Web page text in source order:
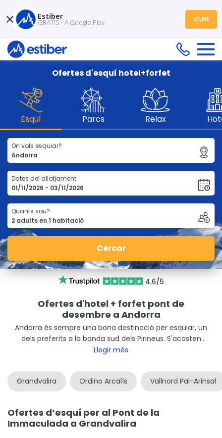
Ofertes d'esquí hotel+forfet
Esquí Parcs Relax
On vols esquiar?
Dates del allotjament
Quants sou?
Cercar
4.6/5
Ofertes d'hotel + forfet pont de
desembre a Andorra
Andorra és sempre una bona destinació per esquiar, un
dels preferits a la banda sud dels Pirineus. S'acosten
aquests cobejats dies festius del pont de la
vacances a les pistes d'esquí d'
Andorra? Hi ha
estacions per a tots els gustos i butxaques. Aquí
trobaràs les millorsofertes a Andorraperesquiar
Llegir més
Grandvalira Ordino Arcalís Vallnord Pal-Arinsal
Ofertes d’esquí per al Pont de la
Immaculada a Grandvalira
Estiber
GRATIS - A Google Play VEURE